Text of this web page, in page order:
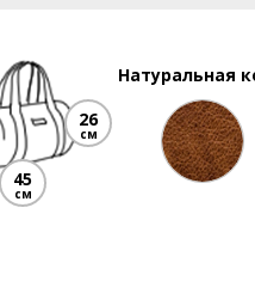
26
см
45
см
Натуральная